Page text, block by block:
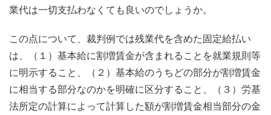
業代は一切支払わなくても良いのでしょうか。
この点について、裁判例では残業代を含めた固定給払い
は、（１）基本給に割増賃金が含まれることを就業規則等
に明示すること、（２）基本給のうちどの部分が割増賃金
に相当する部分なのかを明確に区分すること、（３）労基
法所定の計算によって計算した額が割増賃金相当部分の金